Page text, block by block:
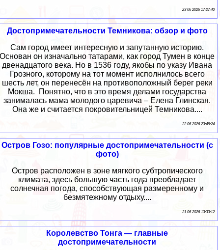
23 06 2026 17:27:40
Достопримечательности Темникова: обзор и фото
Сам город имеет интересную и запутанную историю.
Основан он изначально татарами, как город Тумен в конце
двенадцатого века. Но в 1536 году, якобы по указу Ивана
Грозного, которому на тот момент исполнилось всего
шесть лет, он перенесён на противоположный берег реки
Мокша. Понятно, что в это время делами государства
занималась мама молодого царевича – Елена Глинская.
Она же и считается покровительницей Темникова....
22 06 2026 23:48:24
Остров Гозо: популярные достопримечательности (с
фото)
Остров расположен в зоне мягкого субтропического
климата, здесь большую часть года преобладает
солнечная погода, способствующая размеренному и
безмятежному отдыху....
21 06 2026 13:33:12
Королевство Тонга — главные
достопримечательности